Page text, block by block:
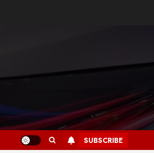
SUBSCRIBE